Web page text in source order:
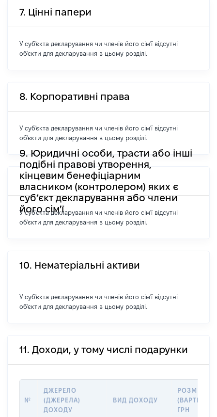
7. Цінні папери
У суб'єкта декларування чи членів його сім'ї відсутні
об'єкти для декларування в цьому розділі.
8. Корпоративні права
У суб'єкта декларування чи членів його сім'ї відсутні
об'єкти для декларування в цьому розділі.
9. Юридичні особи, трасти або інші
подібні правові утворення,
кінцевим бенефіціарним
власником (контролером) яких є
суб’єкт декларування або члени
його сім'ї
У суб'єкта декларування чи членів його сім'ї відсутні
об'єкти для декларування в цьому розділі.
10. Нематеріальні активи
У суб'єкта декларування чи членів його сім'ї відсутні
об'єкти для декларування в цьому розділі.
11. Доходи, у тому числі подарунки
№
ДЖЕРЕЛО
(ДЖЕРЕЛА)
ДОХОДУ
ВИД ДОХОДУ
РОЗМІР
(ВАРТІСТЬ),
ГРН